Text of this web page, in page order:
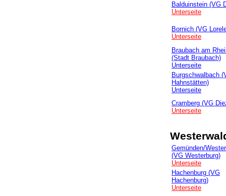
Balduinstein (VG
Unterseite
Bornich (VG
Unterseite
Braubach am
(Stadt Braubach)
Unterseite
Burgschwalbach
Hahnstätten)
Unterseite
Cramberg (VG
Unterseite
Gemünden/
(VG Westerburg)
Unterseite
Hachenburg (VG
Hachenburg)
Unterseite